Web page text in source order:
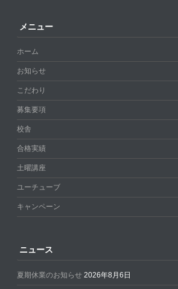
メニュー
ホーム
お知らせ
こだわり
募集要項
校舎
合格実績
土曜講座
ユーチューブ
キャンペーン
ニュース
夏期休業のお知らせ 2026年8月6日